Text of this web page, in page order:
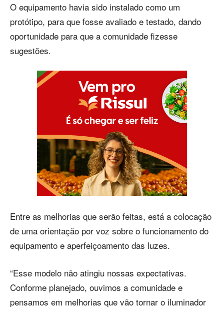
O equipamento havia sido instalado como um
protótipo, para que fosse avaliado e testado, dando
oportunidade para que a comunidade fizesse
sugestões.
Entre as melhorias que serão feitas, está a colocação
de uma orientação por voz sobre o funcionamento do
equipamento e aperfeiçoamento das luzes.
“Esse modelo não atingiu nossas expectativas.
Conforme planejado, ouvimos a comunidade e
pensamos em melhorias que vão tornar o iluminador